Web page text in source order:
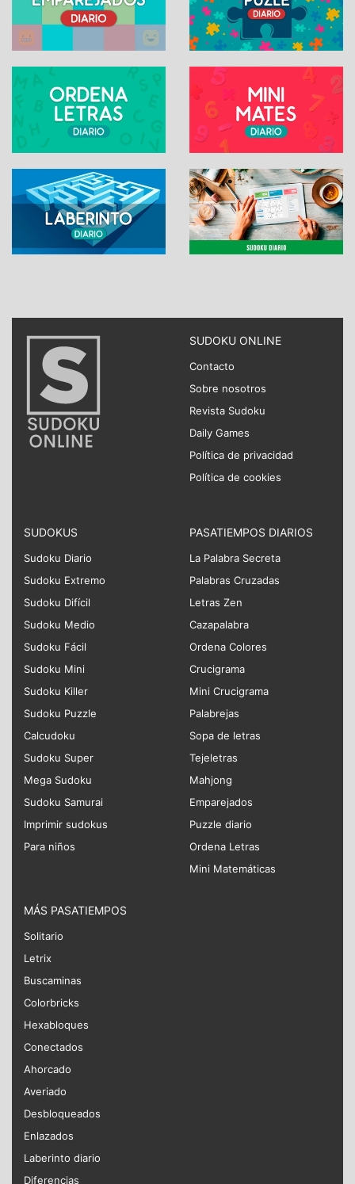
SUDOKU ONLINE
Contacto
Sobre nosotros
Revista Sudoku
Daily Games
Política de privacidad
Política de cookies
SUDOKUS
Sudoku Diario
Sudoku Extremo
Sudoku Difícil
Sudoku Medio
Sudoku Fácil
Sudoku Mini
Sudoku Killer
Sudoku Puzzle
Calcudoku
Sudoku Super
Mega Sudoku
Sudoku Samurai
Imprimir sudokus
Para niños
PASATIEMPOS DIARIOS
La Palabra Secreta
Palabras Cruzadas
Letras Zen
Cazapalabra
Ordena Colores
Crucigrama
Mini Crucigrama
Palabrejas
Sopa de letras
Tejeletras
Mahjong
Emparejados
Puzzle diario
Ordena Letras
Mini Matemáticas
MÁS PASATIEMPOS
Solitario
Letrix
Buscaminas
Colorbricks
Hexabloques
Conectados
Ahorcado
Averiado
Desbloqueados
Enlazados
Laberinto diario
Diferencias